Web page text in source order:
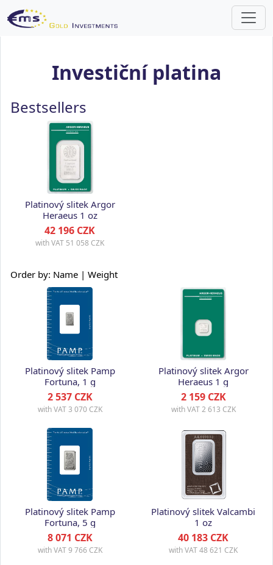
Investiční platina
Bestsellers
Platinový slitek Argor
Heraeus 1 oz
42 196 CZK
with VAT 51 058 CZK
Order by: Name | Weight
Platinový slitek Pamp
Fortuna, 1 g
2 537 CZK
with VAT3 070 CZK
Platinový slitek Argor
Heraeus 1 g
2 159 CZK
with VAT2 613 CZK
Platinový slitek Pamp
Fortuna, 5 g
8 071 CZK
with VAT9 766 CZK
Platinový slitek Valcambi
1 oz
40 183 CZK
with VAT48 621 CZK